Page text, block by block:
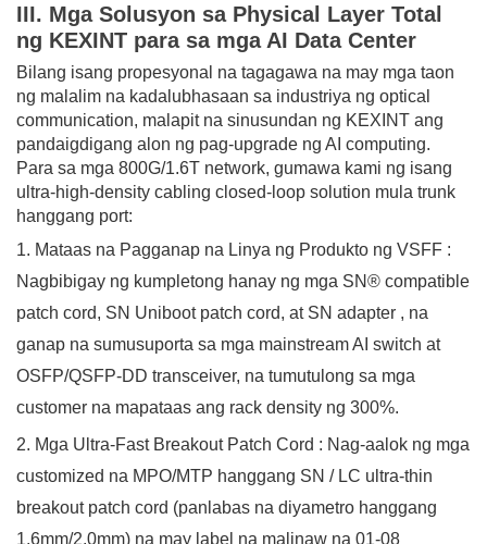
III. Mga Solusyon sa Physical Layer Total
ng KEXINT para sa mga AI Data Center
Bilang isang propesyonal na tagagawa na may mga taon
ng malalim na kadalubhasaan sa industriya ng optical
communication, malapit na sinusundan ng KEXINT ang
pandaigdigang alon ng pag-upgrade ng AI computing.
Para sa mga 800G/1.6T network, gumawa kami ng isang
ultra-high-density cabling closed-loop solution mula trunk
hanggang port:
1. Mataas na Pagganap na Linya ng Produkto ng VSFF :
Nagbibigay ng kumpletong hanay ng mga SN® compatible
patch cord, SN Uniboot patch cord, at SN adapter , na
ganap na sumusuporta sa mga mainstream AI switch at
OSFP/QSFP-DD transceiver, na tumutulong sa mga
customer na mapataas ang rack density ng 300%.
2. Mga Ultra-Fast Breakout Patch Cord : Nag-aalok ng mga
customized na MPO/MTP hanggang SN / LC ultra-thin
breakout patch cord (panlabas na diyametro hanggang
1.6mm/2.0mm) na may label na malinaw na 01-08